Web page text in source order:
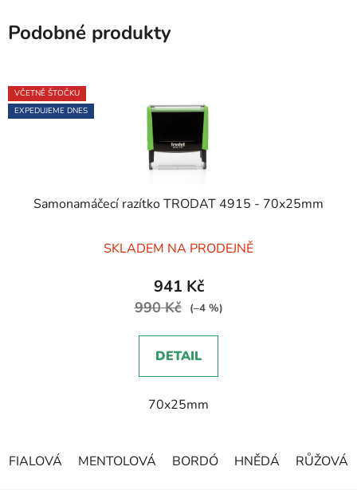
Podobné produkty
VČETNĚ ŠTOČKU
EXPEDUJEME DNES
Samonamáčecí razítko TRODAT 4915 - 70x25mm
hodnocení
produktu
je
5
SKLADEM NA PRODEJNĚ
941 Kč
990 Kč (–4 %)
DETAIL
70x25mm
FIALOVÁ MENTOLOVÁ BORDÓ HNĚDÁ RŮŽOVÁ